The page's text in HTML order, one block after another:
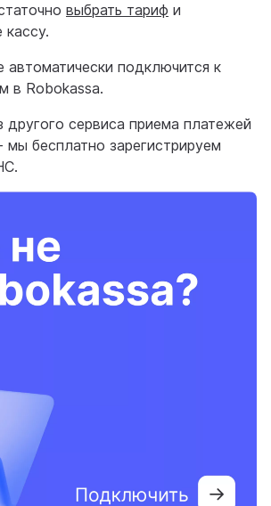
выбрать тариф и
кассу.
автоматически подключится к
в Robokassa.
другого сервиса приема платежей
мы бесплатно зарегистрируем